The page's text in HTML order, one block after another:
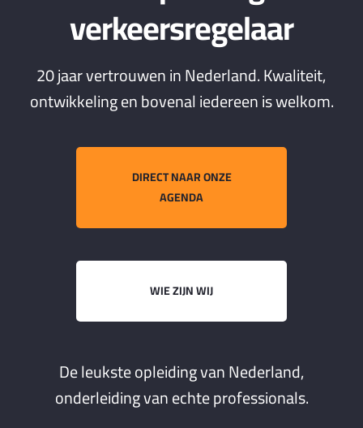
verkeersregelaar
20 jaar vertrouwen in Nederland. Kwaliteit,
ontwikkeling en bovenal iedereen is welkom.
DIRECT NAAR ONZE
AGENDA
WIE ZIJN WIJ
De leukste opleiding van Nederland,
onderleiding van echte professionals.